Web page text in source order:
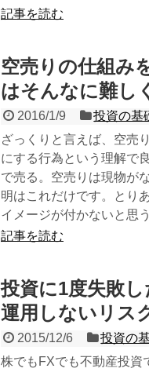
記事を読む
空売りの仕組み
はそんなに難し
2016/1/9
投資の基
ざっくりと言えば、空売
にする行為という理解で
で売る。空売りは現物が
明はこれだけです。とり
イメージが付かないと思
記事を読む
投資に1度失敗
運用しないリス
2015/12/6
投資の
株でもFXでも不動産投資